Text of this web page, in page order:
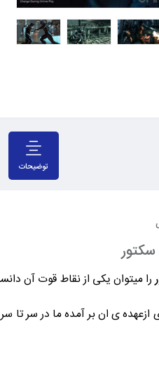
توضیحات
را میتوان یکی از نقاط قوت آن
ازعهده ی ان بر آمده ما در سر تا